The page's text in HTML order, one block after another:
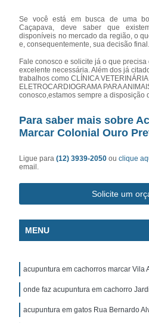
Se você está em busca de uma
Caçapava, deve saber que
disponíveis no mercado da região, o
e, consequentemente, sua decisão final.
Fale conosco e solicite já o que
excelente necessária. Além dos já
trabalhos como CLÍNICA
ELETROCARDIOGRAMA PARA
conosco,estamos sempre a disposição
Para saber mais sobre
Marcar Colonial Ouro
Ligue para(12) 3939-2050ouclique
email.
Solicite um
MENU
acupuntura em cachorros marcar Vila
onde faz acupuntura em cachorro
acupuntura em gatos Rua Bernardo